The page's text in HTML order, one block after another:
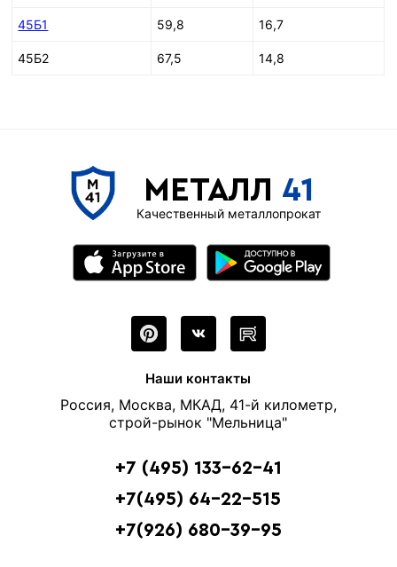
45Б1 59,8 16,7
45Б2 67,5 14,8
МЕТАЛЛ 41
Качественный металлопрокат
Наши контакты
Россия, Москва, МКАД, 41-й километр,
строй-рынок "Мельница"
+7 (495) 133-62-41
+7(495) 64-22-515
+7(926) 680-39-95